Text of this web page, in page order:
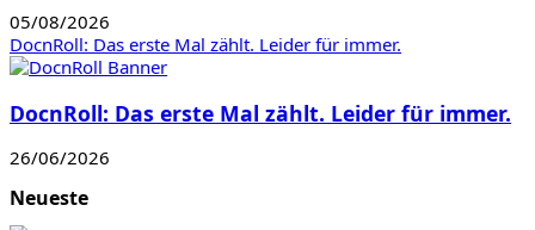
05/08/2026
DocnRoll: Das erste Mal zählt. Leider für immer.
DocnRoll: Das erste Mal zählt. Leider für immer.
26/06/2026
Neueste